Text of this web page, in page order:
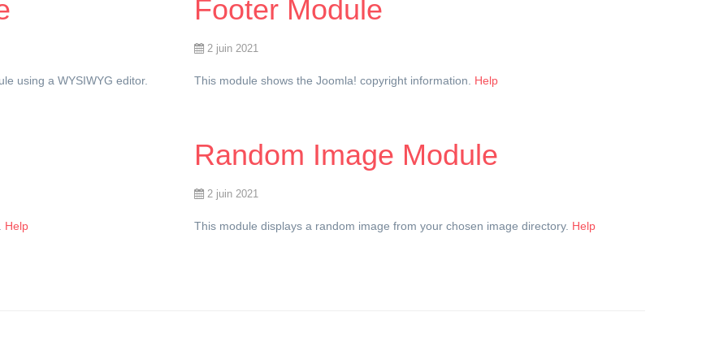
using a WYSIWYG editor.
Footer Module
2 juin 2021
This module shows the Joomla! copyright information. Help
Help
Random Image Module
2 juin 2021
This module displays a random image from your chosen image directory. Help